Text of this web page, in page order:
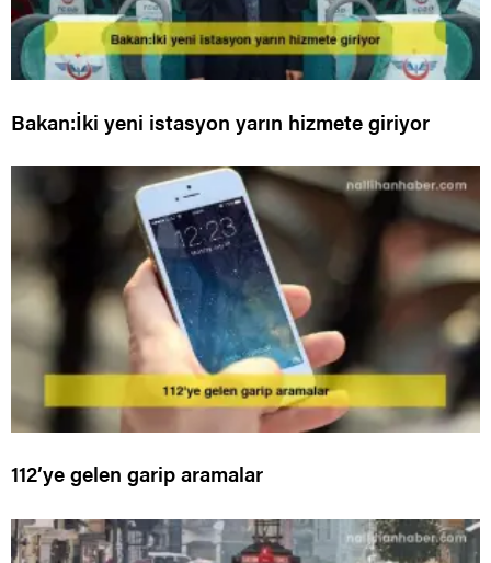
Bakan:İki yeni istasyon yarın hizmete giriyor
112’ye gelen garip aramalar